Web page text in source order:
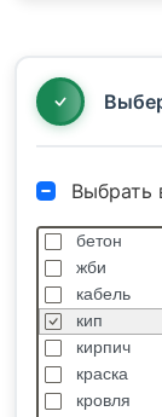
Выбрать
бетон
жби
кабель
кип
кирпич
краска
кровля